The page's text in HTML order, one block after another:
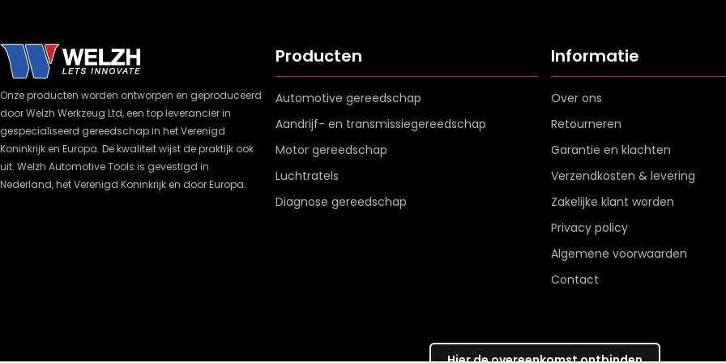
Onze producten worden ontworpen en geproduceerd
door Welzh Werkzeug Ltd, een top leverancier in
gespecialiseerd gereedschap in het Verenigd
Koninkrijk en Europa. De kwaliteit wijst de praktijk ook
uit. Welzh Automotive Tools is gevestigd in
Nederland, het Verenigd Koninkrijk en door Europa.
Producten
Automotive gereedschap
Aandrijf- en transmissiegereedschap
Motor gereedschap
Luchtratels
Diagnose gereedschap
Informatie
Over ons
Retourneren
Garantie en klachten
Verzendkosten & levering
Zakelijke klant worden
Privacy policy
Algemene voorwaarden
Contact
Hier de overeenkomst ontbinden